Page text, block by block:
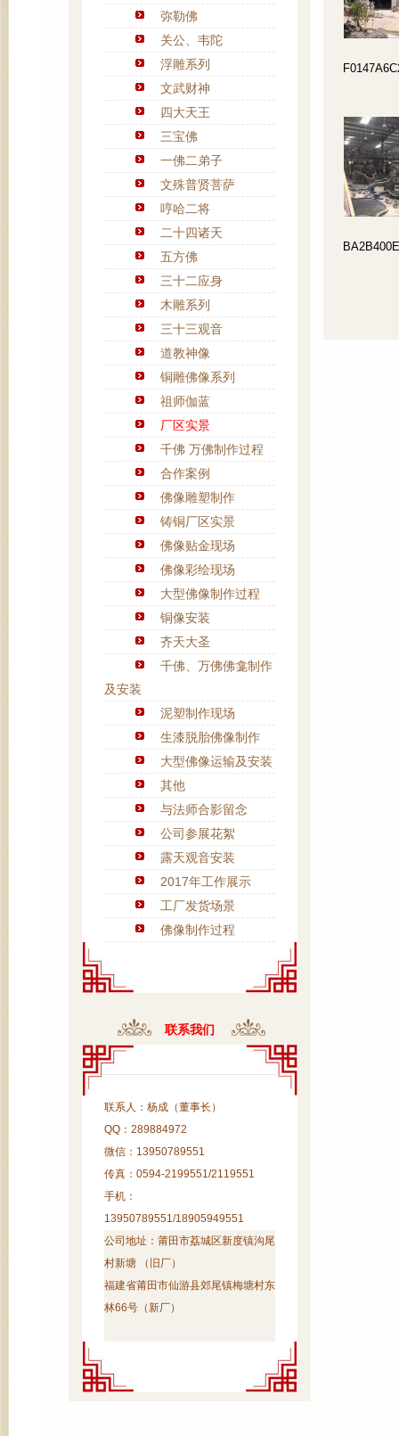
弥勒佛
关公、韦陀
浮雕系列
文武财神
四大天王
三宝佛
一佛二弟子
文殊普贤菩萨
哼哈二将
二十四诸天
五方佛
三十二应身
木雕系列
三十三观音
道教神像
铜雕佛像系列
祖师伽蓝
厂区实景
千佛 万佛制作过程
合作案例
佛像雕塑制作
铸铜厂区实景
佛像贴金现场
佛像彩绘现场
大型佛像制作过程
铜像安装
齐天大圣
千佛、万佛佛龛制作
及安装
泥塑制作现场
生漆脱胎佛像制作
大型佛像运输及安装
其他
与法师合影留念
公司参展花絮
露天观音安装
2017年工作展示
工厂发货场景
佛像制作过程
联系我们
联系人：杨成（董事长）
QQ：289884972
微信：13950789551
传真：0594-2199551/2119551
手机：
13950789551/18905949551
公司地址： 莆田市荔城区新度镇沟尾
村新塘 （旧厂）
福建省莆田市仙游县郊尾镇梅塘村东
林66号（新厂）